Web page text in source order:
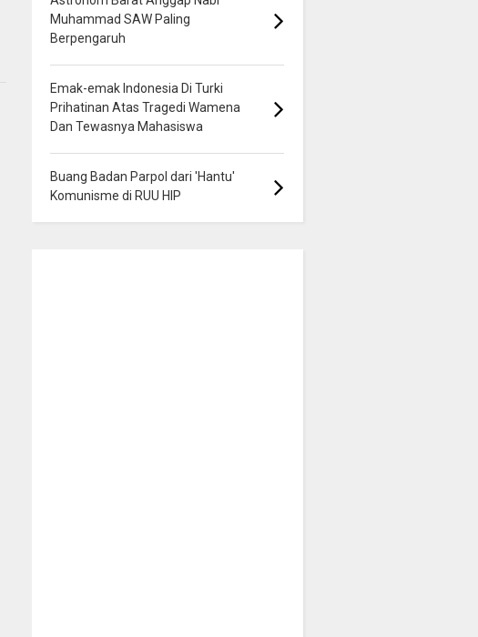
Muhammad SAW Paling
Berpengaruh
Emak-emak Indonesia Di Turki
Prihatinan Atas Tragedi Wamena
Dan Tewasnya Mahasiswa
Buang Badan Parpol dari 'Hantu'
Komunisme di RUU HIP